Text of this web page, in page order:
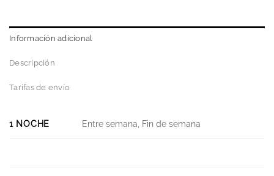
Información adicional
Descripción
Tarifas de envío
1 NOCHE Entre semana, Fin de semana